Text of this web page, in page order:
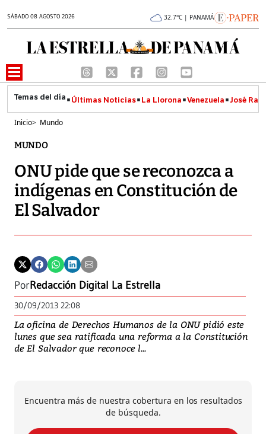
SÁBADO 08 AGOSTO 2026 32.7°C | PANAMÁ
Últimas Noticias La Llorona Venezuela José
Inicio> Mundo
MUNDO
ONU pide que se reconozca a
indígenas en Constitución de
El Salvador
PorRedacción Digital La Estrella
30/09/2013 22:08
La oficina de Derechos Humanos de la ONU pidió este
lunes que sea ratificada una reforma a la Constitución
de El Salvador que reconoce l...
Encuentra más de nuestra cobertura en los resultados
de búsqueda.